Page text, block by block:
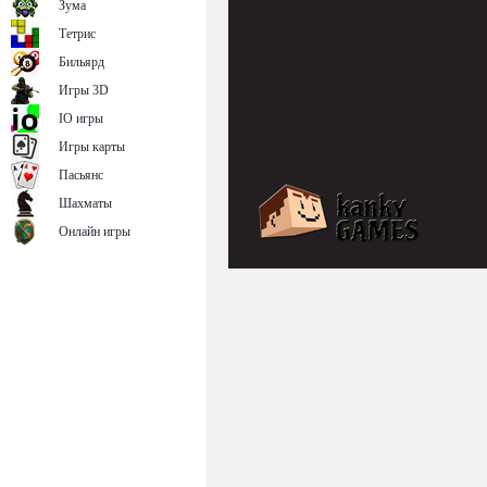
Зума
Тетрис
Бильярд
Игры 3D
IO игры
Игры карты
Пасьянс
Шахматы
Онлайн игры